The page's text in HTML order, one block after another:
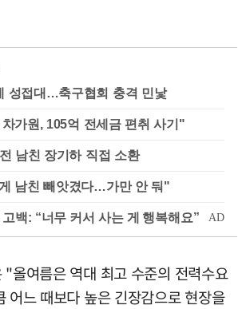
성접대…축구협회 충격 민낯
가원, 105억 전세금 편취 사기"
남친 장기하 직접 소환
남친 빼앗겼다…가만 안 둬"
"올여름은 역대 최고 수준의 전력수요
어느 때보다 높은 긴장감으로 현장을